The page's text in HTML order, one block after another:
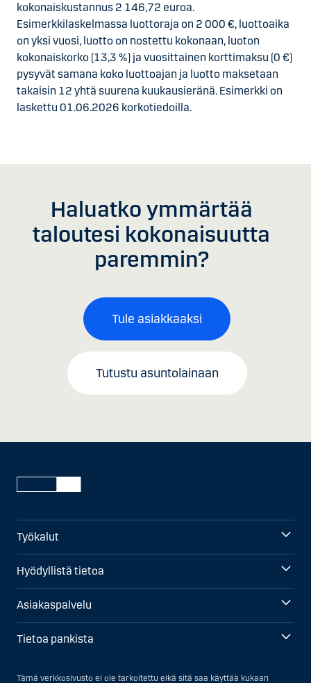
kokonaiskustannus 2 146,72 euroa.
Esimerkkilaskelmassa luottoraja on 2 000 €, luottoaika
on yksi vuosi, luotto on nostettu kokonaan, luoton
kokonaiskorko (13,3 %) ja vuosittainen korttimaksu (0 €)
pysyvät samana koko luottoajan ja luotto maksetaan
takaisin 12 yhtä suurena kuukausieränä. Esimerkki on
laskettu 01.06.2026 korkotiedoilla.
Haluatko ymmärtää
taloutesi kokonaisuutta
paremmin?
Tule asiakkaaksi
Tutustu asuntolainaan
Työkalut
Hyödyllistä tietoa
Asiakaspalvelu
Tietoa pankista
Tämä verkkosivusto ei ole tarkoitettu eikä sitä saa käyttää kukaan